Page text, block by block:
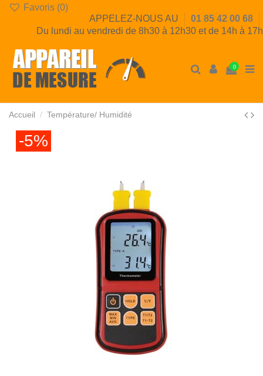
Favoris (0)
APPELEZ-NOUS AU
01 85 42 00 68
Du lundi au vendredi de 8h30 à 12h30 et de 14h à 17h
0
Accueil Température/ Humidité
-5%